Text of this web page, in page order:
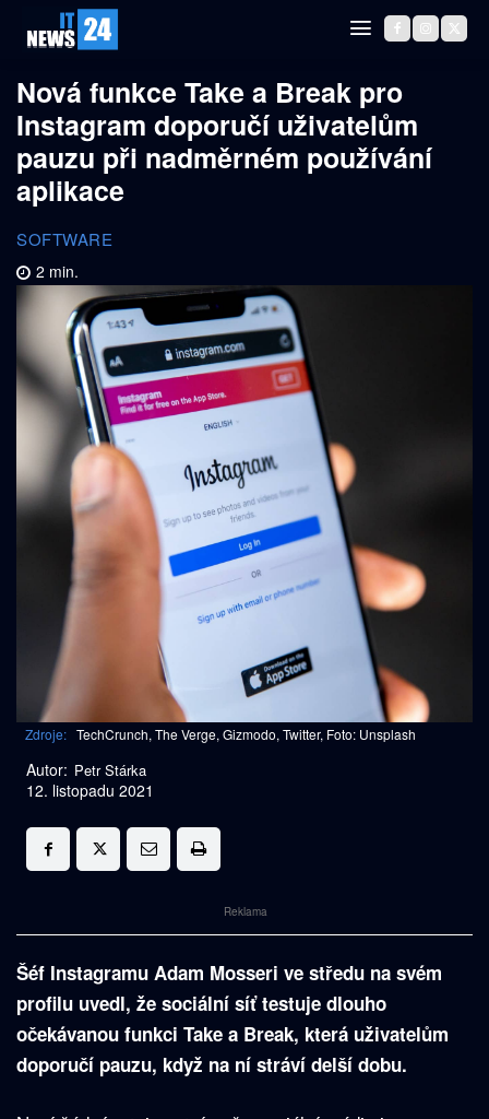
Nová funkce Take a Break pro
Instagram doporučí uživatelům
pauzu při nadměrném používání
aplikace
SOFTWARE
2 min.
Zdroje: TechCrunch, The Verge, Gizmodo, Twitter, Foto: Unsplash
Autor: Petr Stárka
12. listopadu 2021
Reklama
Šéf Instagramu Adam Mosseri ve středu na svém
profilu uvedl, že sociální síť testuje dlouho
očekávanou funkci Take a Break, která uživatelům
doporučí pauzu, když na ní stráví delší dobu.